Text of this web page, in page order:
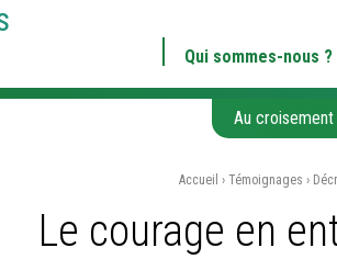
Qui sommes-nous ?
Au croisement
Accueil › Témoignages ›
Le courage en